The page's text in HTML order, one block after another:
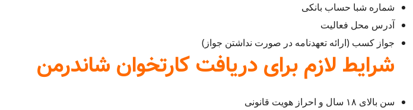
شماره شبا حساب بانکی
آدرس محل فعالیت
جواز کسب (ارائه تعهدنامه در صورت نداشتن جواز)
شرایط لازم برای دریافت کارتخوان شاندرمن
سن بالای ۱۸ سال و احراز هویت قانونی